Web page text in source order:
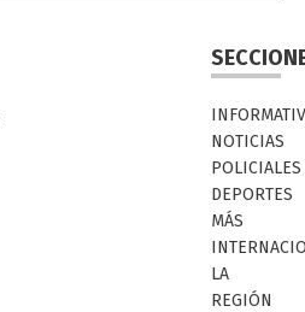
NOTICIAS
POLICIALES
DEPORTES
MÁS
LA
REGIÓN